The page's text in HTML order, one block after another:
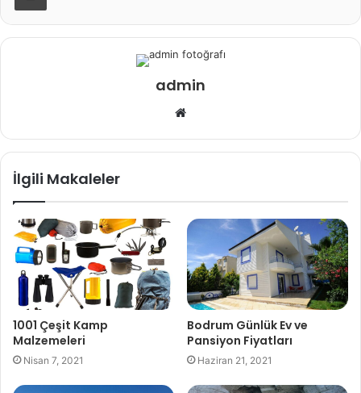
admin
Web
İlgili Makaleler
1001 Çeşit Kamp
Malzemeleri
Nisan 7, 2021
Bodrum Günlük Ev ve
Pansiyon Fiyatları
Haziran 21, 2021